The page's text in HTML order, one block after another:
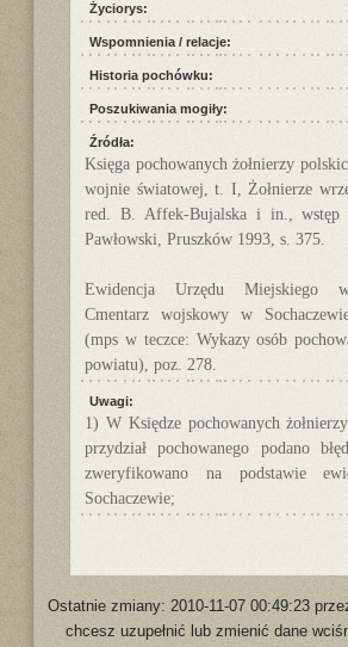
Życiorys:
Wspomnienia / relacje:
Historia pochówku:
Poszukiwania mogiły:
Źródła:
Księga pochowanych żołnierzy
wojnie światowej, t. I, Żołnierze
red. B. Affek-Bujalska i in.,
Pawłowski, Pruszków 1993, s. 375.
Ewidencja Urzędu Miejskiego w
Cmentarz wojskowy w
(mps w teczce: Wykazy osób
powiatu), poz. 278.
Uwagi:
1) W Księdze pochowanych
przydział pochowanego podano
zweryfikowano na podstawie
Sochaczewie;
Ostatnie zmiany: 2010-11-07 00:49:23
chcesz uzupełnić lub zmienić dane